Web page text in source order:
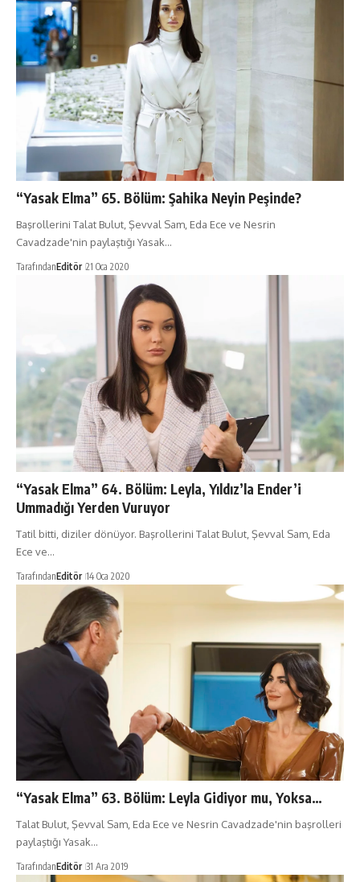
“Yasak Elma” 65. Bölüm: Şahika Neyin Peşinde?
Başrollerini Talat Bulut, Şevval Sam, Eda Ece ve Nesrin
Cavadzade'nin paylaştığı Yasak…
TarafındanEditör 21 Oca 2020
“Yasak Elma” 64. Bölüm: Leyla, Yıldız’la Ender’i
Ummadığı Yerden Vuruyor
Tatil bitti, diziler dönüyor. Başrollerini Talat Bulut, Şevval Sam, Eda
Ece ve…
TarafındanEditör 14 Oca 2020
“Yasak Elma” 63. Bölüm: Leyla Gidiyor mu, Yoksa…
Talat Bulut, Şevval Sam, Eda Ece ve Nesrin Cavadzade'nin başrolleri
paylaştığı Yasak…
TarafındanEditör 31 Ara 2019